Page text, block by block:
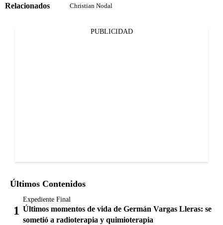
Relacionados Christian Nodal
PUBLICIDAD
Últimos Contenidos
Expediente Final
Últimos momentos de vida de Germán Vargas Lleras: se
sometió a radioterapia y quimioterapia